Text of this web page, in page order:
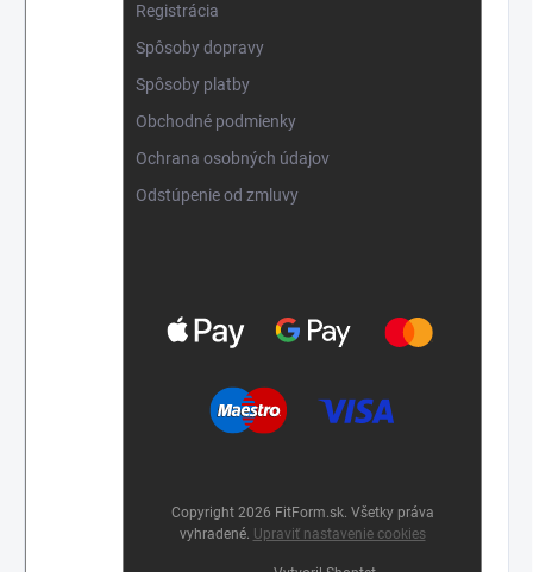
Registrácia
Spôsoby dopravy
Spôsoby platby
Obchodné podmienky
Ochrana osobných údajov
Odstúpenie od zmluvy
Copyright 2026 FitForm.sk. Všetky práva
vyhradené. Upraviť nastavenie cookies